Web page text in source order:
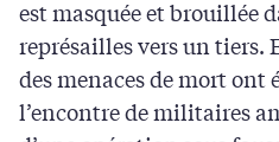
est masquée et brouillée
représailles vers un tiers.
des menaces de mort ont
l’encontre de militaires